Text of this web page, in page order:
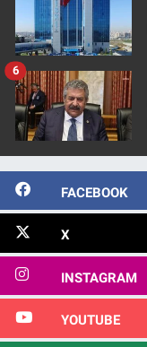
6
FACEBOOK
X
INSTAGRAM
YOUTUBE